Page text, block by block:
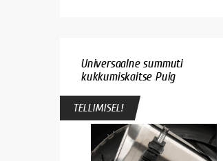
Universaalne summuti
kukkumiskaitse Puig
TELLIMISEL!